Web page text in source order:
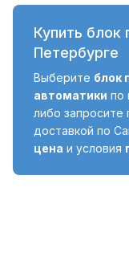
Купить блок
Петербурге
Выберите блок
автоматики по
либо запросите
доставкой по
цена и условия